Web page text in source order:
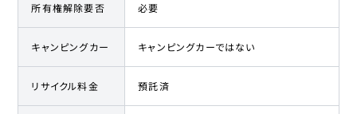
所有権解除要否 必要
キャンピングカー キャンピングカーではない
リサイクル料金 預託済